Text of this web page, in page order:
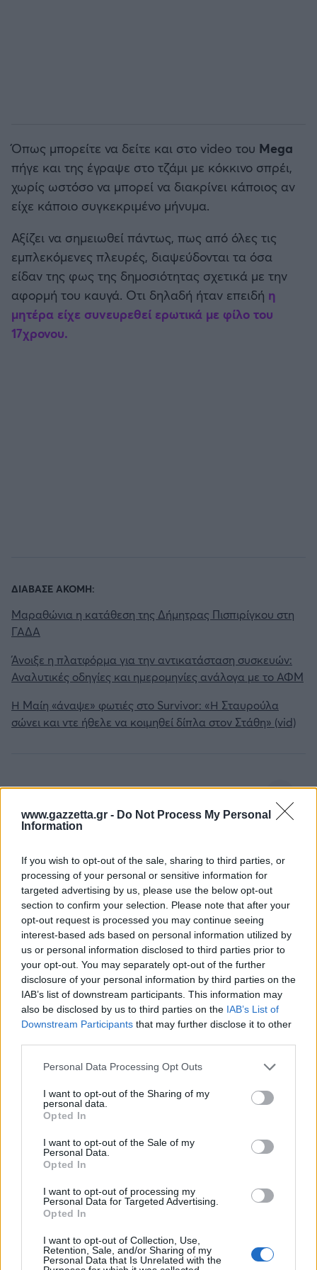
www.gazzetta.gr - Do Not Process My Personal
Information
If you wish to opt-out of the sale, sharing to third parties, or
processing of your personal or sensitive information for
targeted advertising by us, please use the below opt-out
section to confirm your selection. Please note that after your
opt-out request is processed you may continue seeing
interest-based ads based on personal information utilized by
us or personal information disclosed to third parties prior to
your opt-out. You may separately opt-out of the further
disclosure of your personal information by third parties on the
IAB’s list of downstream participants. This information may
also be disclosed by us to third parties on the IAB’s List of
Downstream Participants that may further disclose it to other
Please note that this website/app uses one or more Google
not limited to your visit or usage behaviour. You may click to
grant or deny consent to Google and its third-party tags to
use your data for below specified purposes in below Google
consent section.
Personal Data Processing Opt Outs
I want to opt-out of the Sharing of my
personal data.
Opted In
I want to opt-out of the Sale of my
Personal Data.
Opted In
I want to opt-out of processing my
Personal Data for Targeted Advertising.
Opted In
I want to opt-out of Collection, Use,
Retention, Sale, and/or Sharing of my
Personal Data that Is Unrelated with the
Ίντερ
Μπάγερν Μονάχου
Όπως μπορείτε να δείτε και στο video του Mega
πήγε και της έγραψε στο τζάμι με κόκκινο σπρέι,
χωρίς ωστόσο να μπορεί να διακρίνει κάποιος αν
είχε κάποιο συγκεκριμένο μήνυμα.
Αξίζει να σημειωθεί πάντως, πως από όλες τις
εμπλεκόμενες πλευρές, διαψεύδονται τα όσα
είδαν της φως της δημοσιότητας σχετικά με την
αφορμή του καυγά. Οτι δηλαδή ήταν επειδή η
μητέρα είχε συνευρεθεί ερωτικά με φίλο του
17χρονου.
ΔΙΑΒΑΣΕ ΑΚΟΜΗ:
Μαραθώνια η κατάθεση της Δήμητρας Πισπιρίγκου στη
ΓΑΔΑ
Άνοιξε η πλατφόρμα για την αντικατάσταση συσκευών:
Αναλυτικές οδηγίες και ημερομηνίες ανάλογα με το ΑΦΜ
Η Μαίη «άναψε» φωτιές στο Survivor: «Η Σταυρούλα
σώνει και ντε ήθελε να κοιμηθεί δίπλα στον Στάθη» (vid)
Για να προσθέσεις το σχόλιο
σου πρέπει να συνδεθείς
στο my gazzetta!
Εγγραφή Σύνδεση
Πρόσφατα
Θέμα χρόνου το διαζύγιο
Απάντησε
BEST OFINTERNET